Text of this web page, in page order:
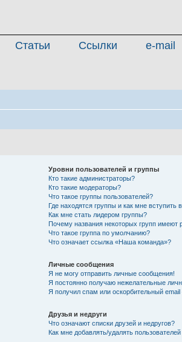
Статьи Ссылки e-mail
Уровни пользователей и группы
Кто такие администраторы?
Кто такие модераторы?
Что такое группы пользователей?
Где находятся группы и как мне вступить
Как мне стать лидером группы?
Почему названия некоторых групп имеют
Что такое группа по умолчанию?
Что означает ссылка «Наша команда»?
Личные сообщения
Я не могу отправить личные сообщения!
Я постоянно получаю нежелательные
Я получил спам или оскорбительный email
Друзья и недруги
Что означают списки друзей и недругов?
Как мне добавлять/удалять